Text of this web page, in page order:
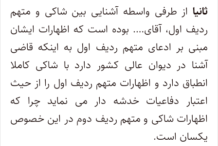
ثانیا از طرفی واسطه آشنایی بین شاکی و متهم
ردیف اول، آقای…. بوده است که اظهارات ایشان
مبنی بر ادعای متهم ردیف اول به اینکه قاضی
آشنا در دیوان عالی کشور دارد با شاکی کاملا
انطباق دارد و اظهارات متهم ردیف اول را از حیث
اعتبار دفاعیات خدشه دار می نماید چرا که
اظهارات شاکی و متهم ردیف دوم در این خصوص
یکسان است.